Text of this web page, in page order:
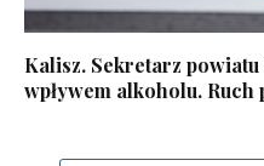
Kalisz. Sekretarz
wpływem alkoholu.